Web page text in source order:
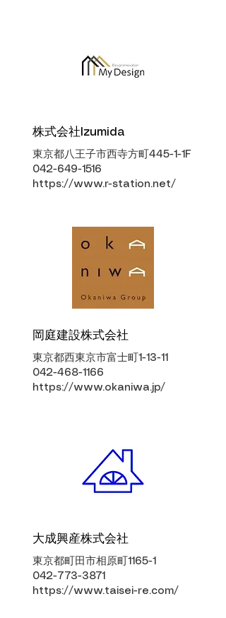
株式会社Izumida
東京都八王子市西寺方町445-1-1F
042-649-1516
https://www.r-station.net/
岡庭建設株式会社
東京都西東京市富士町1-13-11
042-468-1166
https://www.okaniwa.jp/
大成興産株式会社
東京都町田市相原町1165-1
042-773-3871
https://www.taisei-re.com/